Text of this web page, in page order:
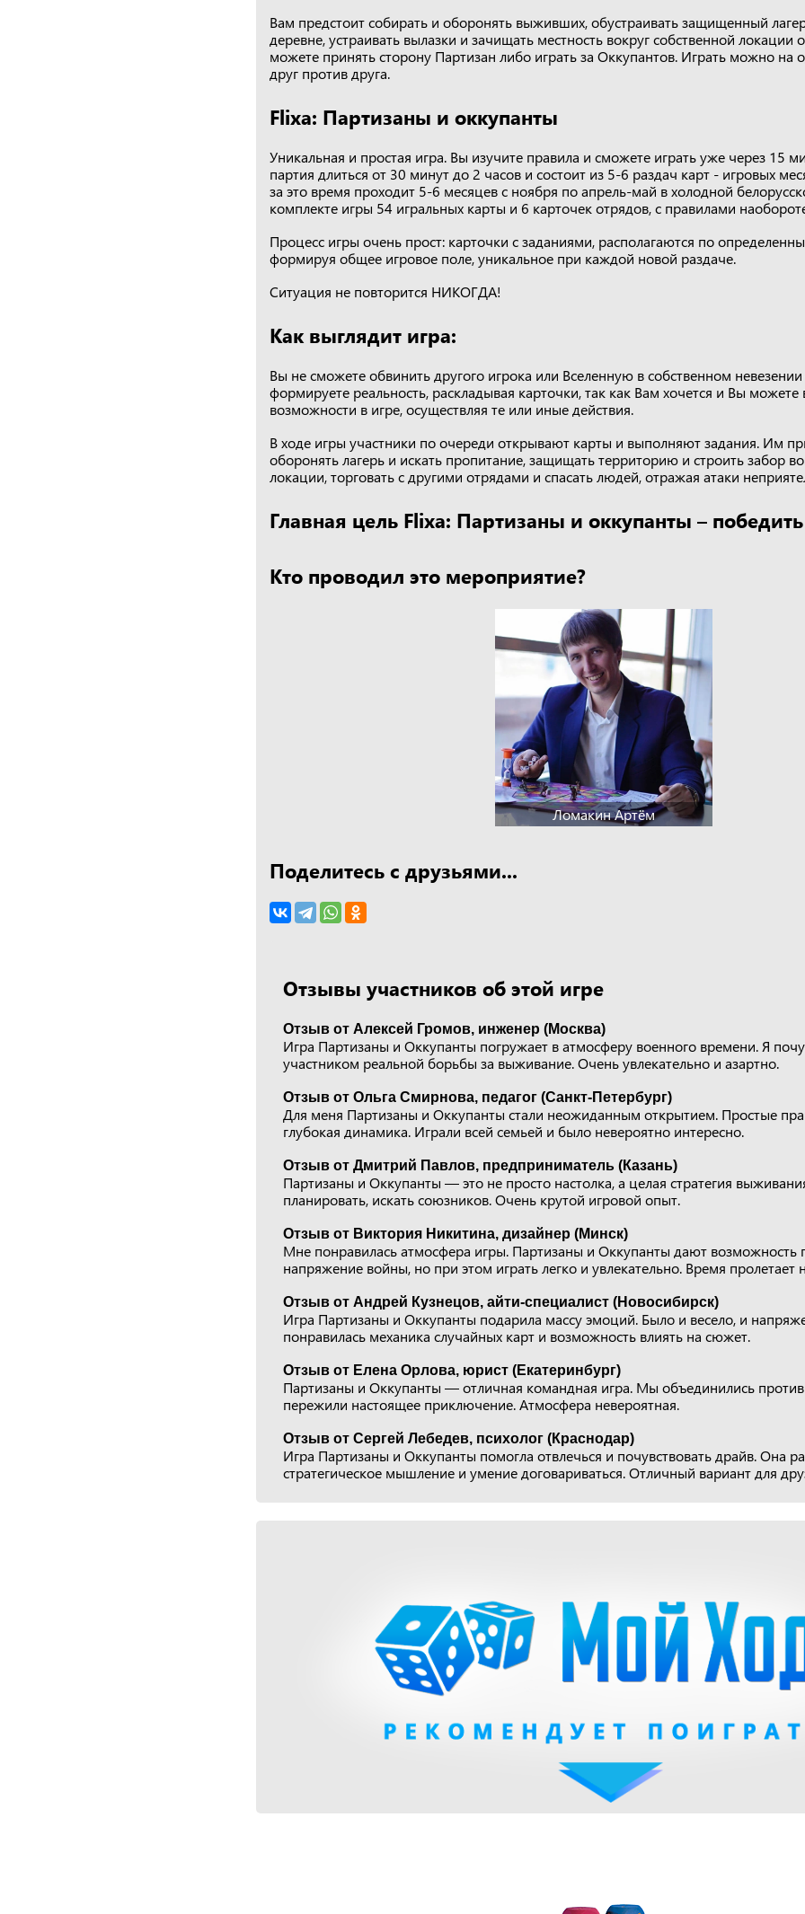
Вам предстоит собирать и оборонять выживших, обустраивать защищенный
деревне, устраивать вылазки и зачищать местность вокруг собственной локации
можете принять сторону Партизан либо играть за Оккупантов. Играть можно на
друг против друга.
Flixa: Партизаны и оккупанты
Уникальная и простая игра. Вы изучите правила и сможете играть уже через 15
партия длиться от 30 минут до 2 часов и состоит из 5-6 раздач карт - игровых
за это время проходит 5-6 месяцев с ноября по апрель-май в холодной
комплекте игры 54 игральных карты и 6 карточек отрядов, с правилами
Процесс игры очень прост: карточки с заданиями, располагаются по
формируя общее игровое поле, уникальное при каждой новой раздаче.
Ситуация не повторится НИКОГДА!
Как выглядит игра:
Вы не сможете обвинить другого игрока или Вселенную в собственном
формируете реальность, раскладывая карточки, так как Вам хочется и Вы можете
возможности в игре, осуществляя те или иные действия.
В ходе игры участники по очереди открывают карты и выполняют задания. Им
оборонять лагерь и искать пропитание, защищать территорию и строить забор
локации, торговать с другими отрядами и спасать людей, отражая атаки
Главная цель Flixa: Партизаны и оккупанты –
Кто проводил это мероприятие?
Ломакин Артём
Поделитесь с друзьями...
Отзывы участников об этой игре
Отзыв от Алексей Громов, инженер (Москва)
Игра Партизаны и Оккупанты погружает в атмосферу военного времени. Я
участником реальной борьбы за выживание. Очень увлекательно и азартно.
Отзыв от Ольга Смирнова, педагог (Санкт-Петербург)
Для меня Партизаны и Оккупанты стали неожиданным открытием. Простые
глубокая динамика. Играли всей семьей и было невероятно интересно.
Отзыв от Дмитрий Павлов, предприниматель (Казань)
Партизаны и Оккупанты — это не просто настолка, а целая стратегия
планировать, искать союзников. Очень крутой игровой опыт.
Отзыв от Виктория Никитина, дизайнер (Минск)
Мне понравилась атмосфера игры. Партизаны и Оккупанты дают возможность
напряжение войны, но при этом играть легко и увлекательно. Время пролетает
Отзыв от Андрей Кузнецов, айти-специалист (Новосибирск)
Игра Партизаны и Оккупанты подарила массу эмоций. Было и весело, и
понравилась механика случайных карт и возможность влиять на сюжет.
Отзыв от Елена Орлова, юрист (Екатеринбург)
Партизаны и Оккупанты — отличная командная игра. Мы объединились
пережили настоящее приключение. Атмосфера невероятная.
Отзыв от Сергей Лебедев, психолог (Краснодар)
Игра Партизаны и Оккупанты помогла отвлечься и почувствовать драйв. Она
стратегическое мышление и умение договариваться. Отличный вариант для